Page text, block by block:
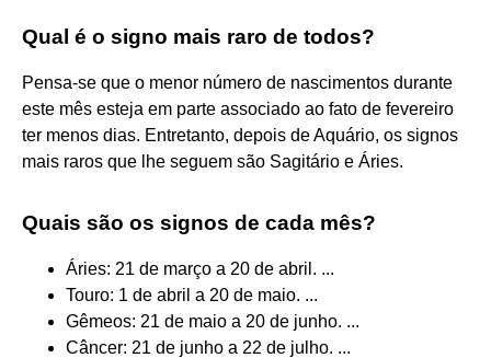
Qual é o signo mais raro de todos?
Pensa-se que o menor número de nascimentos durante
este mês esteja em parte associado ao fato de fevereiro
ter menos dias. Entretanto, depois de Aquário, os signos
mais raros que lhe seguem são Sagitário e Áries.
Quais são os signos de cada mês?
Áries: 21 de março a 20 de abril. ...
Touro: 1 de abril a 20 de maio. ...
Gêmeos: 21 de maio a 20 de junho. ...
Câncer: 21 de junho a 22 de julho. ...